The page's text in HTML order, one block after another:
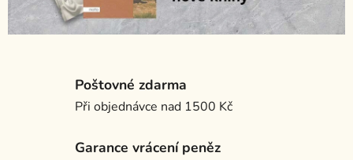
Poštovné zdarma
Při objednávce nad 1500 Kč
Garance vrácení peněz